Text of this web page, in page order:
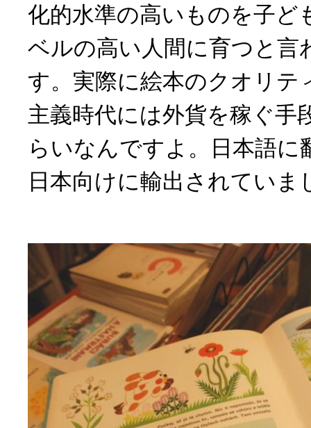
化的水準の高いものを子ど
ベルの高い人間に育つと言
す。実際に絵本のクオリテ
主義時代には外貨を稼ぐ手
らいなんですよ。日本語に
日本向けに輸出されていま